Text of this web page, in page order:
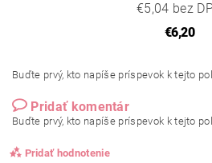
€5,04 bez
€6,20
Buďte prvý, kto napíše príspevok k tejto
Pridať komentár
Buďte prvý, kto napíše príspevok k tejto
Pridať hodnotenie